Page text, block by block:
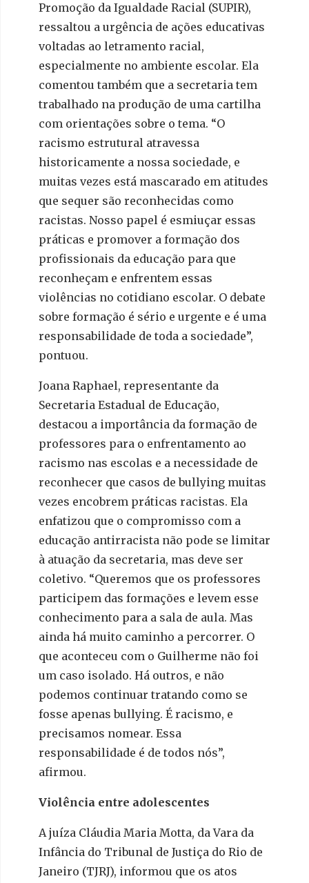
Promoção da Igualdade Racial (SUPIR),
ressaltou a urgência de ações educativas
voltadas ao letramento racial,
especialmente no ambiente escolar. Ela
comentou também que a secretaria tem
trabalhado na produção de uma cartilha
com orientações sobre o tema. “O
racismo estrutural atravessa
historicamente a nossa sociedade, e
muitas vezes está mascarado em atitudes
que sequer são reconhecidas como
racistas. Nosso papel é esmiuçar essas
práticas e promover a formação dos
profissionais da educação para que
reconheçam e enfrentem essas
violências no cotidiano escolar. O debate
sobre formação é sério e urgente e é uma
responsabilidade de toda a sociedade”,
pontuou.
Joana Raphael, representante da
Secretaria Estadual de Educação,
destacou a importância da formação de
professores para o enfrentamento ao
racismo nas escolas e a necessidade de
reconhecer que casos de bullying muitas
vezes encobrem práticas racistas. Ela
enfatizou que o compromisso com a
educação antirracista não pode se limitar
à atuação da secretaria, mas deve ser
coletivo. “Queremos que os professores
participem das formações e levem esse
conhecimento para a sala de aula. Mas
ainda há muito caminho a percorrer. O
que aconteceu com o Guilherme não foi
um caso isolado. Há outros, e não
podemos continuar tratando como se
fosse apenas bullying. É racismo, e
precisamos nomear. Essa
responsabilidade é de todos nós”,
afirmou.
Violência entre adolescentes
A juíza Cláudia Maria Motta, da Vara da
Infância do Tribunal de Justiça do Rio de
Janeiro (TJRJ), informou que os atos